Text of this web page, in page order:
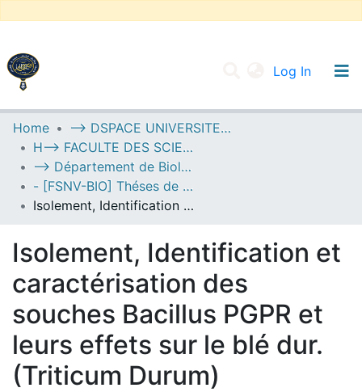
Log In
UNIVERSITY OF D.L SIDI BEL ABBES
Communities & Collections
All of DSpace
Statistics
Home
--> DSPACE UNIVERSITE DJILALLI LIABES DE SIDI BEL ABBES
H--> FACULTE DES SCIENCES DE LA NATURE ET DE LA VIE
--> Département de Biologie
- [FSNV-BIO] Théses de Master II
Isolement, Identification et caractérisation des souches Bacillus PGPR et leurs effets sur le blé dur. (Triticum Durum)
Isolement, Identification et
caractérisation des
souches Bacillus PGPR et
leurs effets sur le blé dur.
(Triticum Durum)